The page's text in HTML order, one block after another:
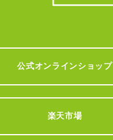
公式オンラインショップ
楽天市場